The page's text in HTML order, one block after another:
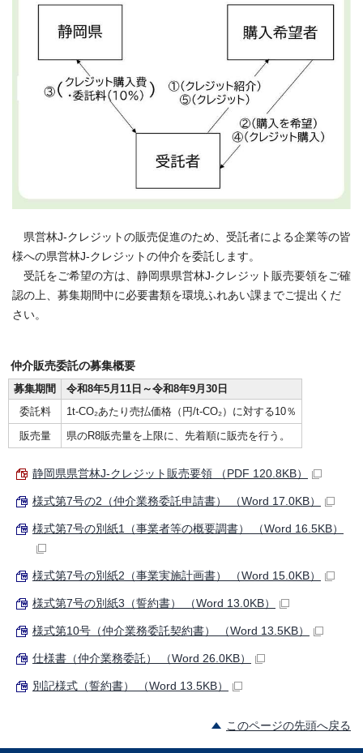
県営林J-クレジットの販売促進のため、受託者による企業等の皆
様への県営林J-クレジットの仲介を委託します。
受託をご希望の方は、静岡県県営林J-クレジット販売要領をご確
認の上、募集期間中に必要書類を環境ふれあい課までご提出くだ
さい。
仲介販売委託の募集概要
募集期間
令和8年5月11日～令和8年9月30日
委託料
1t-CO₂あたり売払価格（円/t-CO₂）に対する10％
販売量
県のR8販売量を上限に、先着順に販売を行う。
静岡県県営林J-クレジット販売要領 （PDF 120.8KB）
様式第7号の2（仲介業務委託申請書） （Word 17.0KB）
様式第7号の別紙1（事業者等の概要調書） （Word 16.5KB）
様式第7号の別紙2（事業実施計画書） （Word 15.0KB）
様式第7号の別紙3（誓約書） （Word 13.0KB）
様式第10号（仲介業務委託契約書） （Word 13.5KB）
仕様書（仲介業務委託） （Word 26.0KB）
別記様式（誓約書） （Word 13.5KB）
このページの先頭へ戻る